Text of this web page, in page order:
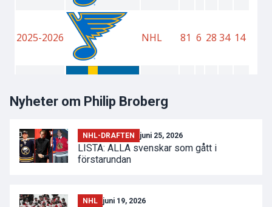
Nyheter om Philip Broberg
NHL-DRAFTEN juni 25, 2026
LISTA: ALLA svenskar som gått i
förstarundan
NHL juni 19, 2026